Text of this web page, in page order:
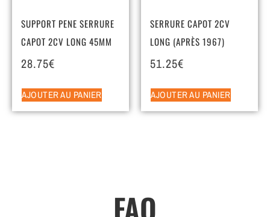
SUPPORT PENE SERRURE
CAPOT 2CV LONG 45MM
28.75€
AJOUTER AU PANIER
SERRURE CAPOT 2CV
LONG (APRÈS 1967)
51.25€
AJOUTER AU PANIER
FAQ